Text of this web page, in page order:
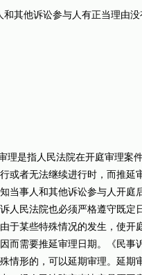
他诉讼参与人有正当理由没
理是指人民法院在开庭审理案
或者无法继续进行时，而推延
当事人和其他诉讼参与人开庭
人民法院也必须严格遵守既
于某些特殊情况的发生，使
而需要推延审理日期。《民事
情形的，可以延期审理。延期